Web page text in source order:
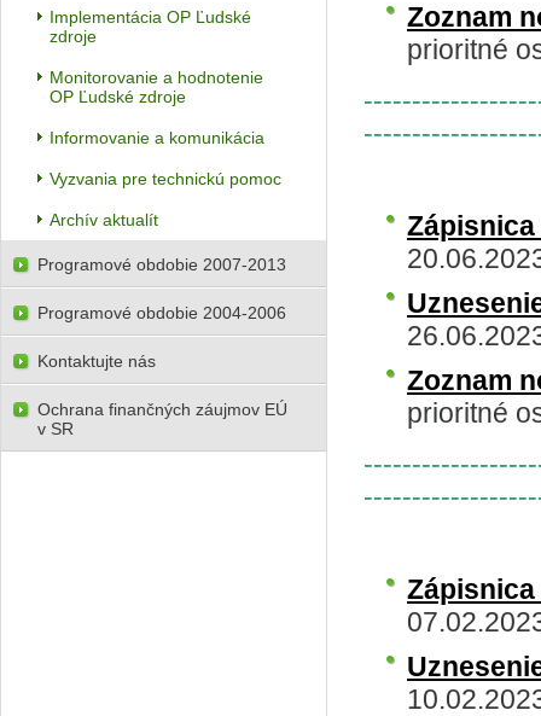
Zoznam
prioritné
Zoznam
prioritné
Implementácia OP Ľudské
zdroje
Monitorovanie a hodnotenie
OP Ľudské zdroje
Informovanie a komunikácia
Vyzvania pre technickú pomoc
Archív aktualít
Programové obdobie 2007-2013
Programové obdobie 2004-2006
Kontaktujte nás
Ochrana finančných záujmov EÚ
v SR